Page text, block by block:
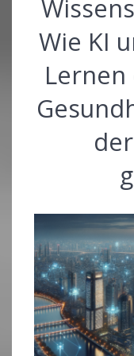
Wie KI